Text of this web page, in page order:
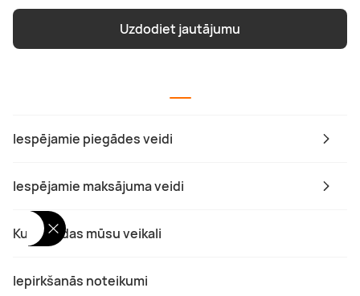
Iespējamie piegādes veidi
Iespējamie maksājuma veidi
Kur atrodas mūsu veikali
Iepirkšanās noteikumi
Uzdodiet jautājumu